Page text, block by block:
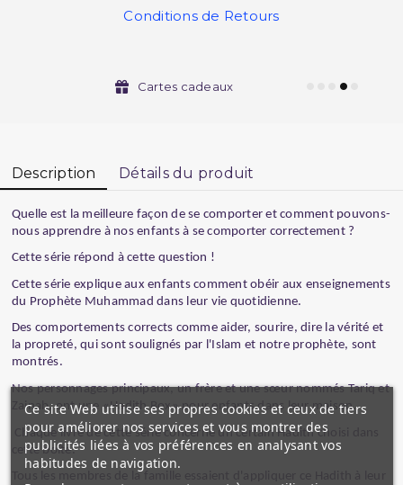
Conditions de Retours
Cartes cadeaux
Description Détails du produit
Quelle est la meilleure façon de se comporter et comment pouvons-
nous apprendre à nos enfants à se comporter correctement ?
Cette série répond à cette question !
Cette série explique aux enfants comment obéir aux enseignements
du Prophète Muhammad dans leur vie quotidienne.
Des comportements corrects comme aider, sourire, dire la vérité et
la propreté, qui sont soulignés par l'Islam et notre prophète, sont
montrés.
Nos personnages principaux, un frère et une sœur nommés Tariq et
Zainab, ont une «Hadith Box» pour enfants dans leur maison.
Chaque livre de cette série concerne un certain Hadith choisi dans
cette boîte.
Ce site Web utilise ses propres cookies et ceux de tiers
pour améliorer nos services et vous montrer des
publicités liées à vos préférences en analysant vos
habitudes de navigation.